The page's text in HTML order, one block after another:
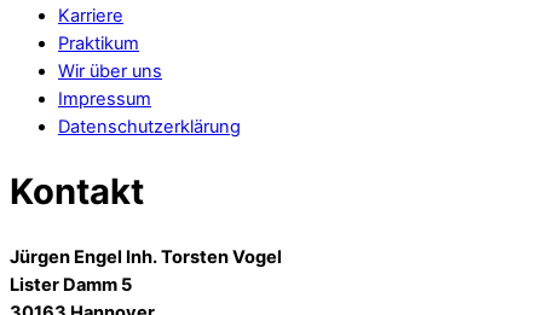
Karriere
Praktikum
Wir über uns
Impressum
Datenschutzerklärung
Kontakt
Jürgen Engel Inh. Torsten Vogel
Lister Damm 5